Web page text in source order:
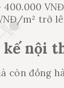
400.000
m² trở
nội
còn đồng